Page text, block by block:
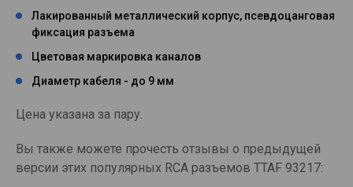
Лакированный металлический корпус, псевдоцанговая
фиксация разъема
Цветовая маркировка каналов
Диаметр кабеля - до 9 мм
Цена указана за пару.
Вы также можете прочесть отзывы о предыдущей
версии этих популярных RCA разъемов TTAF 93217: